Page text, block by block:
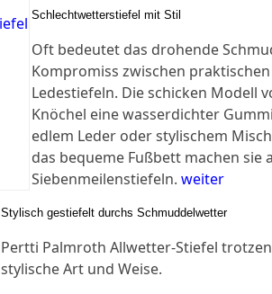
Schlechtwetterstiefel mit Stil
Oft bedeutet das drohende
Kompromiss zwischen
Ledestiefeln. Die schicken Modell
Knöchel eine wasserdichter
edlem Leder oder stylischem
das bequeme Fußbett machen sie
Siebenmeilenstiefeln. weiter
Stylisch gestiefelt durchs Schmuddelwetter
Pertti Palmroth Allwetter-Stiefel
stylische Art und Weise.